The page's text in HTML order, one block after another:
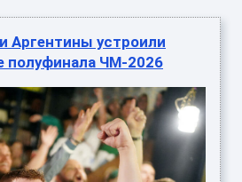
Аргентины устроили
полуфинала ЧМ-2026